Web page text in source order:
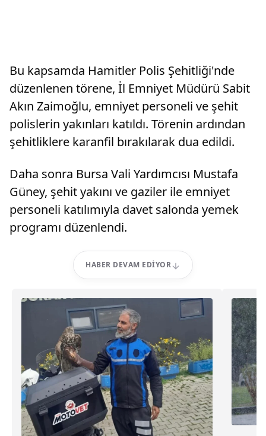
Bu kapsamda Hamitler Polis Şehitliği'nde
düzenlenen törene, İl Emniyet Müdürü Sabit
Akın Zaimoğlu, emniyet personeli ve şehit
polislerin yakınları katıldı. Törenin ardından
şehitliklere karanfil bırakılarak dua edildi.
Daha sonra Bursa Vali Yardımcısı Mustafa
Güney, şehit yakını ve gaziler ile emniyet
personeli katılımıyla davet salonda yemek
programı düzenlendi.
HABER DEVAM EDIYOR